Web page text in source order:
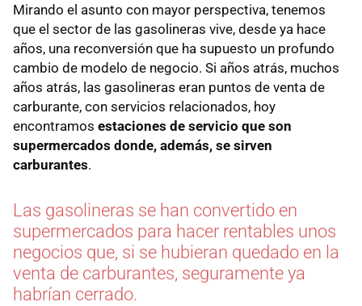
Mirando el asunto con mayor perspectiva, tenemos
que el sector de las gasolineras vive, desde ya hace
años, una reconversión que ha supuesto un profundo
cambio de modelo de negocio. Si años atrás, muchos
años atrás, las gasolineras eran puntos de venta de
carburante, con servicios relacionados, hoy
encontramos estaciones de servicio que son
supermercados donde, además, se sirven
carburantes.
Las gasolineras se han convertido en
supermercados para hacer rentables unos
negocios que, si se hubieran quedado en la
venta de carburantes, seguramente ya
habrían cerrado.